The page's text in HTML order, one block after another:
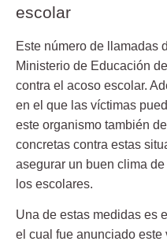
escolar
Este número de llamadas
Ministerio de Educación
contra el acoso escolar.
en el que las víctimas
este organismo también
concretas contra estas
asegurar un buen clima
los escolares.
Una de estas medidas es
el cual fue anunciado